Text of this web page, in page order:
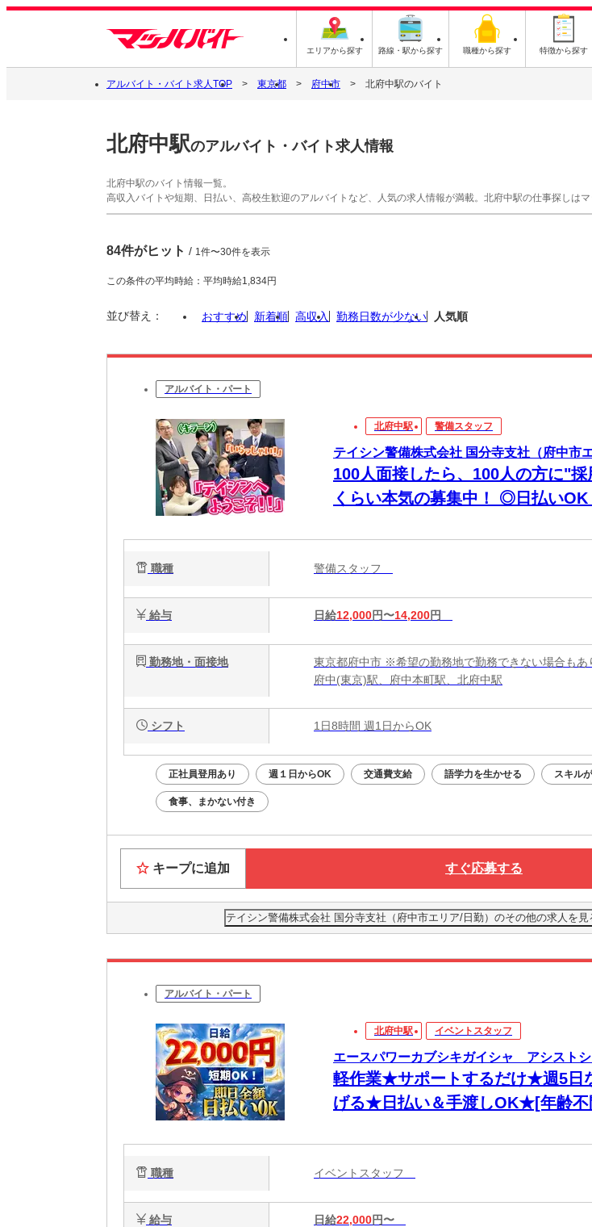
エリアから探す 路線・駅から探す 職種から探す 特徴から探す
アルバイト・バイト求人TOP 東京都 府中市 北府中駅のバイト
北府中駅のアルバイト・バイト求人情報
北府中駅のバイト情報一覧。
高収入バイトや短期、日払い、高校生歓迎のアルバイトなど、人気の求人情報が満載。北府中駅の仕事探しはマ
84件がヒット / 1件〜30件を表示
この条件の平均時給：平均時給1,834円
並び替え： おすすめ 新着順 高収入 勤務日数が少ない 人気順
アルバイト・パート
北府中駅 警備スタッフ
テイシン警備株式会社 国分寺支社（府中市
100人面接したら、100人の方に"
くらい本気の募集中！ ◎日払い
職種 警備スタッフ
給与 日給12,000円〜14,200円
勤務地・面接地
東京都府中市 ※希望の勤務地で勤務できない場合もあ
府中(東京)駅、府中本町駅、北府中駅
シフト 1日8時間 週1日からOK
正社員登用あり 週１日からOK 交通費支給 語学力を生かせる スキル
食事、まかない付き
キープに追加 すぐ応募する
テイシン警備株式会社 国分寺支社（府中市エリア/日勤）のその他の求人を見
アルバイト・パート
北府中駅 イベントスタッフ
エースパワーカブシキガイシャ アシストシ
軽作業★サポートするだけ★週5日
げる★日払い＆手渡しOK★[年齢不
職種 イベントスタッフ
給与 日給22,000円〜